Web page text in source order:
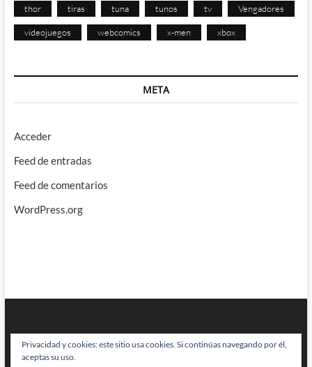
thor tiras tuna tunos tv Vengadores
videojuegos webcomics x-men xbox
META
Acceder
Feed de entradas
Feed de comentarios
WordPress.org
Privacidad y cookies: este sitio usa cookies. Si continúas navegando por él,
aceptas su uso.